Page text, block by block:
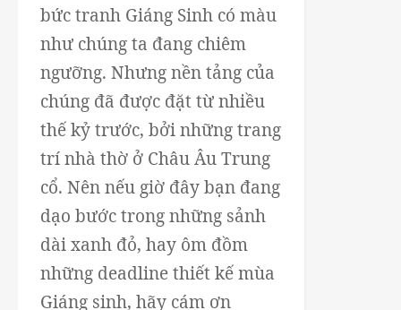
bức tranh Giáng Sinh có màu
như chúng ta đang chiêm
ngưỡng. Nhưng nền tảng của
chúng đã được đặt từ nhiều
thế kỷ trước, bởi những trang
trí nhà thờ ở Châu Âu Trung
cổ. Nên nếu giờ đây bạn đang
dạo bước trong những sảnh
dài xanh đỏ, hay ôm đồm
những deadline thiết kế mùa
Giáng sinh, hãy cám ơn